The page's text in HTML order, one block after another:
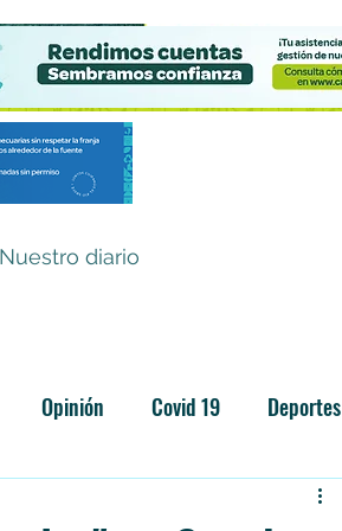
Nuestro diario
Opinión Covid 19 Deportes